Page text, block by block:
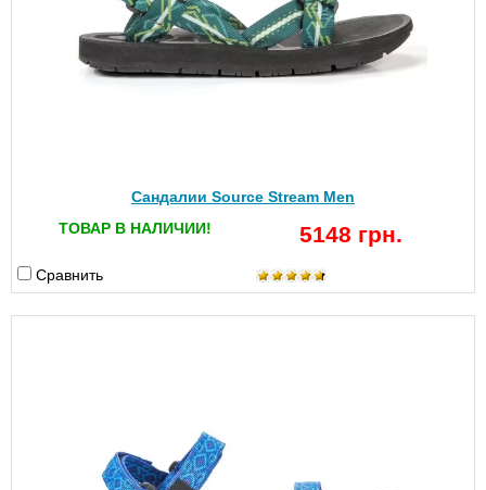
Сандалии Source Stream Men
ТОВАР В НАЛИЧИИ!
5148 грн.
Сравнить